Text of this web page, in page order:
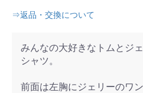
⇒返品・交換について
みんなの大好きなトムとジ
シャツ。
前面は左胸にジェリーのワ